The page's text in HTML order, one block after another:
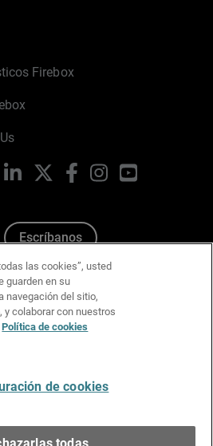
Firebox
LinkedIn FacebookInstagram
Escríbanos
las cookies”, usted
guarden en su
navegación del sitio,
y colaborar con nuestros
Política de cookies
de cookies